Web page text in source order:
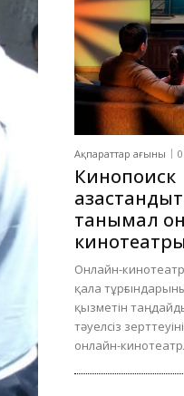
Ақпараттар ағыны
Кинопоиск
танымал
Онлайн-
қала
қызметін
тәуелсіз
онлайн-